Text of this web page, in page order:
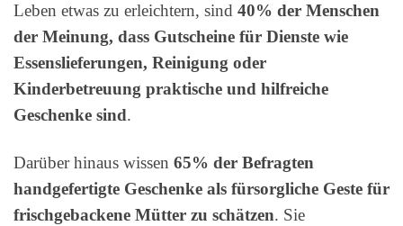
Leben etwas zu erleichtern, sind 40% der Menschen
der Meinung, dass Gutscheine für Dienste wie
Essenslieferungen, Reinigung oder
Kinderbetreuung praktische und hilfreiche
Geschenke sind.
Darüber hinaus wissen 65% der Befragten
handgefertigte Geschenke als fürsorgliche Geste für
frischgebackene Mütter zu schätzen. Sie